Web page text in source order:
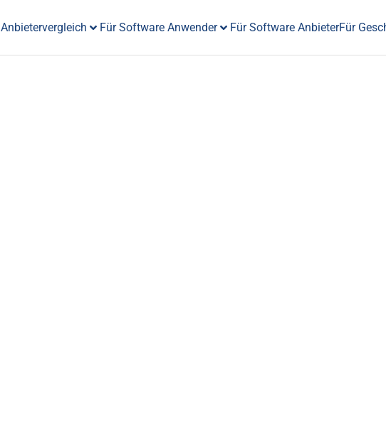
Anbietervergleich Für Software Anwender Für Software AnbieterFür